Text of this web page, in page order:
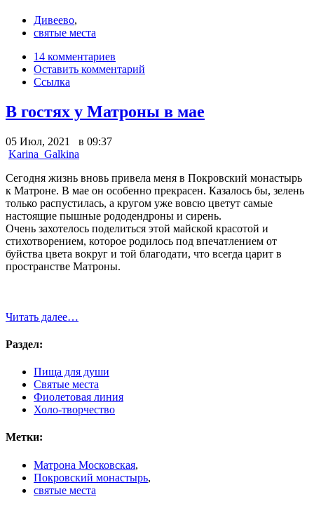
Дивеево,
святые места
14 комментариев
Оставить комментарий
Ссылка
В гостях у Матроны в мае
05 Июл, 2021 в 09:37
Karina_Galkina
Сегодня жизнь вновь привела меня в Покровский монастырь
к Матроне. В мае он особенно прекрасен. Казалось бы, зелень
только распустилась, а кругом уже вовсю цветут самые
настоящие пышные рододендроны и сирень.
Очень захотелось поделиться этой майской красотой и
стихотворением, которое родилось под впечатлением от
буйства цвета вокруг и той благодати, что всегда царит в
пространстве Матроны.
Читать далее…
Раздел:
Пища для души
Святые места
Фиолетовая линия
Холо-творчество
Метки:
Матрона Московская,
Покровский монастырь,
святые места